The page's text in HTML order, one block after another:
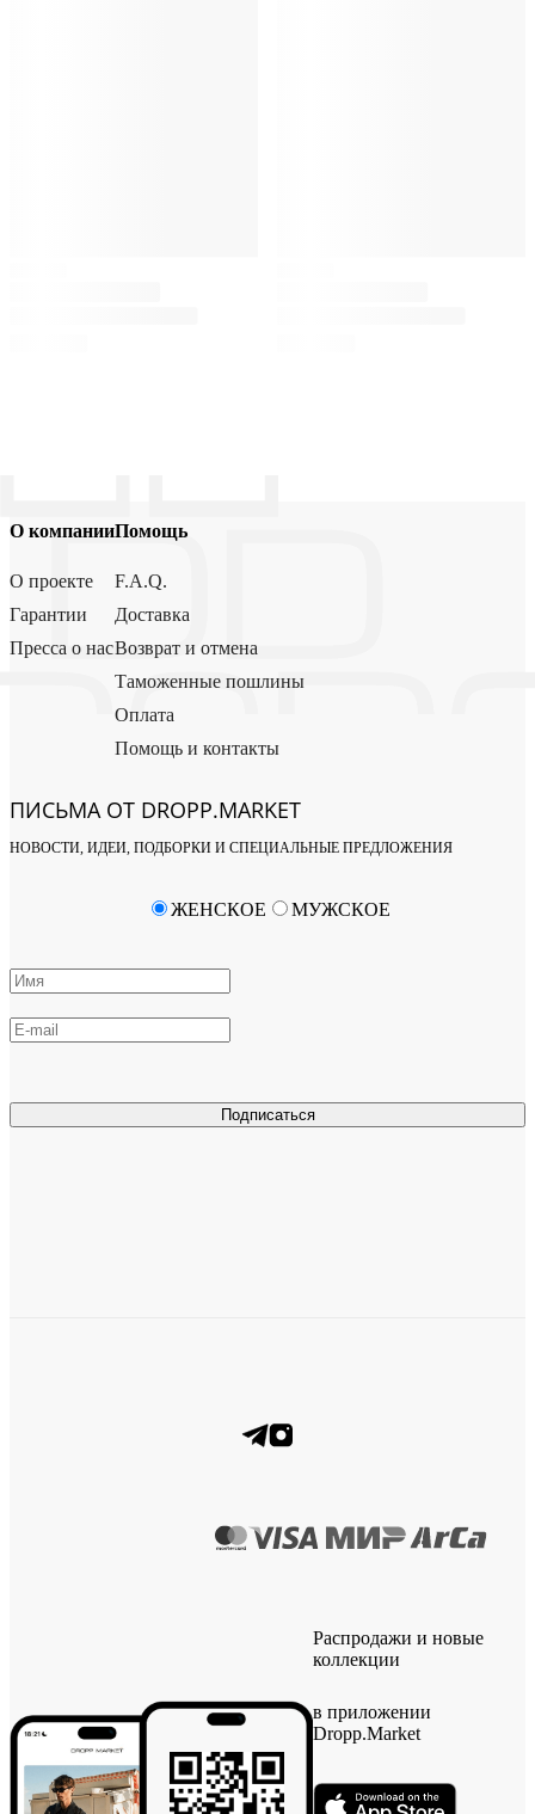
О компании
О проекте
Гарантии
Пресса о нас
Помощь
F.A.Q.
Доставка
Возврат и отмена
Таможенные пошлины
Оплата
Помощь и контакты
ПИСЬМА ОТ DROPP.MARKET
НОВОСТИ, ИДЕИ, ПОДБОРКИ И СПЕЦИАЛЬНЫЕ ПРЕДЛОЖЕНИЯ
Подписаться
ЖЕНСКОЕ МУЖСКОЕ
Распродажи и новые
коллекции
в приложении
Dropp.Market